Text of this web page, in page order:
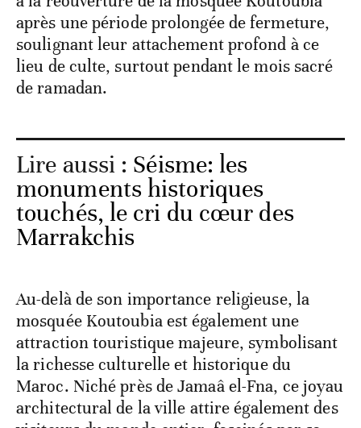
après une période prolongée de fermeture,
soulignant leur attachement profond à ce
lieu de culte, surtout pendant le mois sacré
de ramadan.
Lire aussi : Séisme: les
monuments historiques
touchés, le cri du cœur des
Marrakchis
Au-delà de son importance religieuse, la
mosquée Koutoubia est également une
attraction touristique majeure, symbolisant
la richesse culturelle et historique du
Maroc. Niché près de Jamaâ el-Fna, ce joyau
architectural de la ville attire également des